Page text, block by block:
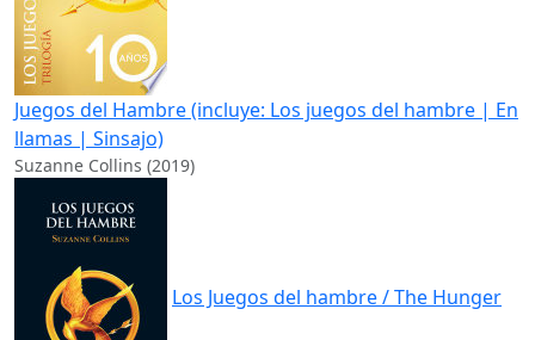
Juegos del Hambre (incluye: Los juegos del hambre | En
llamas | Sinsajo)
Suzanne Collins (2019)
Los Juegos del hambre / The Hunger